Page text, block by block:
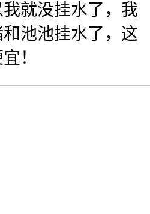
就没挂水了，我
和池池挂水了，这
！